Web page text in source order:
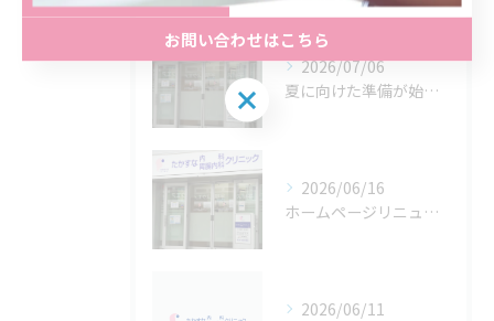
2026/07/06
夏に向けた準備が始まります！
2026/06/16
ホームページリニューアルのお知らせします。
2026/06/11
お問い合わせはこちら